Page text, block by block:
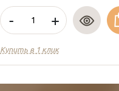
- +
Купить в 1 клик